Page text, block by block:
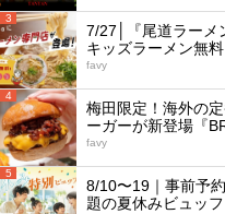
3
7/27│『尾道ラーメ
キッズラーメン無
favy
4
梅田限定！海外の
ーガーが新登場『
favy
5
8/10〜19｜事前予
題の夏休みビュッ